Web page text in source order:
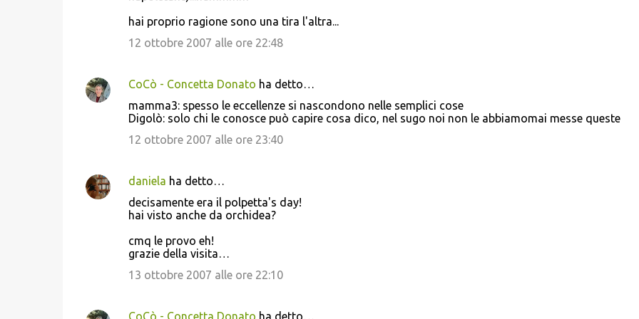
hai proprio ragione sono una tira l'altra...
12 ottobre 2007 alle ore 22:48
CoCò - Concetta Donato ha detto…
mamma3: spesso le eccellenze si nascondono nelle semplici cose
Digolò: solo chi le conosce può capire cosa dico, nel sugo noi non le abbiamomai messe queste
12 ottobre 2007 alle ore 23:40
daniela ha detto…
decisamente era il polpetta's day!
hai visto anche da orchidea?
cmq le provo eh!
grazie della visita…
13 ottobre 2007 alle ore 22:10
CoCò - Concetta Donato ha detto…